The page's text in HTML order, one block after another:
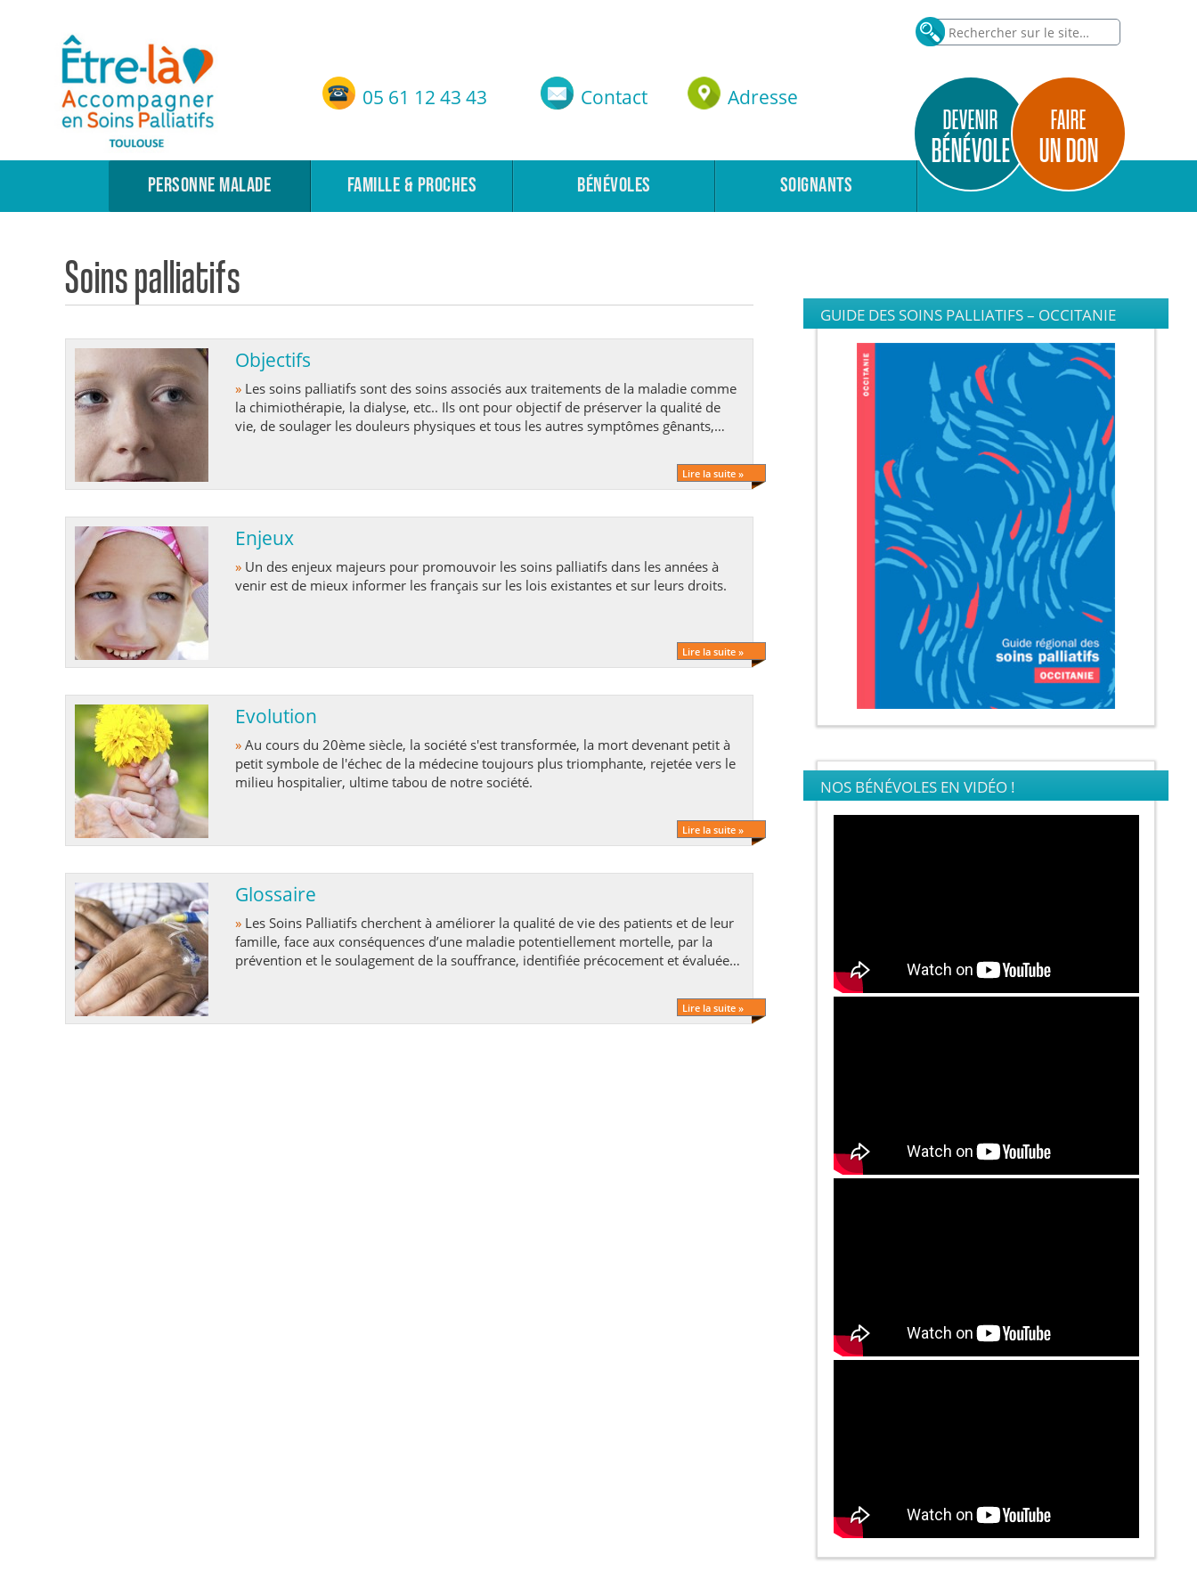
05 61 12 43 43 Contact Adresse
Etre-Là – ASP Toulouse
FAIRE
UN DON
DEVENIR
BÉNÉVOLE
PERSONNE MALADE FAMILLE & PROCHES BÉNÉVOLES SOIGNANTS
Soins palliatifs
Objectifs
»
la chimiothérapie, la dialyse, etc.. Ils ont pour objectif de préserver la qualité de
vie, de soulager les douleurs physiques et tous les autres symptômes gênants,
Lire la suite »
Enjeux
»
venir est de mieux informer les français sur les lois existantes et sur leurs droits.
Lire la suite »
Evolution
» Au cours du 20ème siècle, la société s'est transformée, la mort devenant petit à
petit symbole de l'échec de la médecine toujours plus triomphante, rejetée vers le
milieu hospitalier, ultime tabou de notre société.
Lire la suite »
Glossaire
»
famille, face aux conséquences d’une maladie potentiellement mortelle, par la
prévention et le soulagement de la souffrance, identifiée précocement et évaluée
Lire la suite »
GUIDE DES SOINS PALLIATIFS – OCCITANIE
NOS BÉNÉVOLES EN VIDÉO !